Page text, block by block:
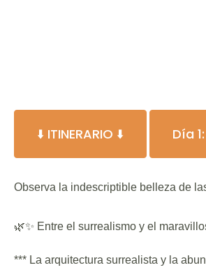
⬇️ ITINERARIO ⬇️ Día
Observa la indescriptible belleza de
🌿✨ Entre el surrealismo y el
*** La arquitectura surrealista y la